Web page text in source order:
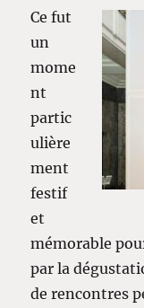
Ce fut
un
mome
nt
partic
ulière
ment
festif
et
mémorable
par la
de rencontres